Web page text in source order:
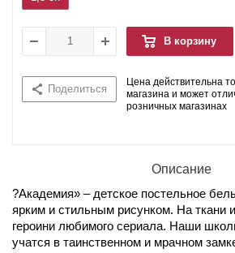
В корзину
Поделиться
Цена действительна
магазина и может
розничных магазинах
Описание
?Академия» – детское постельное
ярким и стильным рисунком. На ткани
героини любимого сериала. Наши
учатся в таинственном и мрачном